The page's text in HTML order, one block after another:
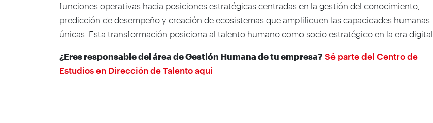
funciones operativas hacia posiciones estratégicas centradas en la gestión del conocimiento,
predicción de desempeño y creación de ecosistemas que amplifiquen las capacidades humanas
únicas. Esta transformación posiciona al talento humano como socio estratégico en la era digital.
¿Eres responsable del área de Gestión Humana de tu empresa? Sé parte del Centro de
Estudios en Dirección de Talento aquí